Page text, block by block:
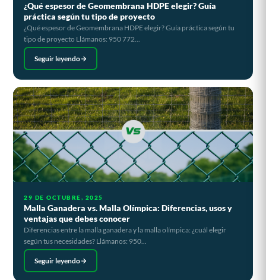
¿Qué espesor de Geomembrana HDPE elegir? Guía
práctica según tu tipo de proyecto
¿Qué espesor de Geomembrana HDPE elegir? Guía práctica según tu
tipo de proyecto Llámanos: 950 772...
Seguir leyendo
29 DE OCTUBRE, 2025
Malla Ganadera vs. Malla Olímpica: Diferencias, usos y
ventajas que debes conocer
Diferencias entre la malla ganadera y la malla olímpica: ¿cuál elegir
según tus necesidades? Llámanos: 950...
Seguir leyendo